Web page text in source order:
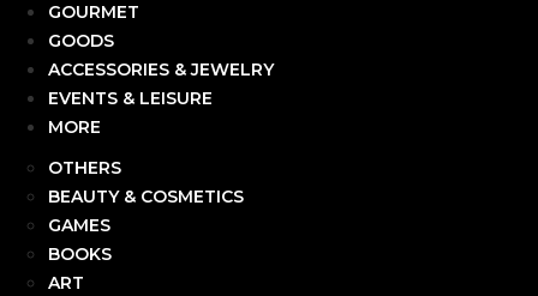
GOURMET
GOODS
ACCESSORIES & JEWELRY
EVENTS & LEISURE
MORE
OTHERS
BEAUTY & COSMETICS
GAMES
BOOKS
ART